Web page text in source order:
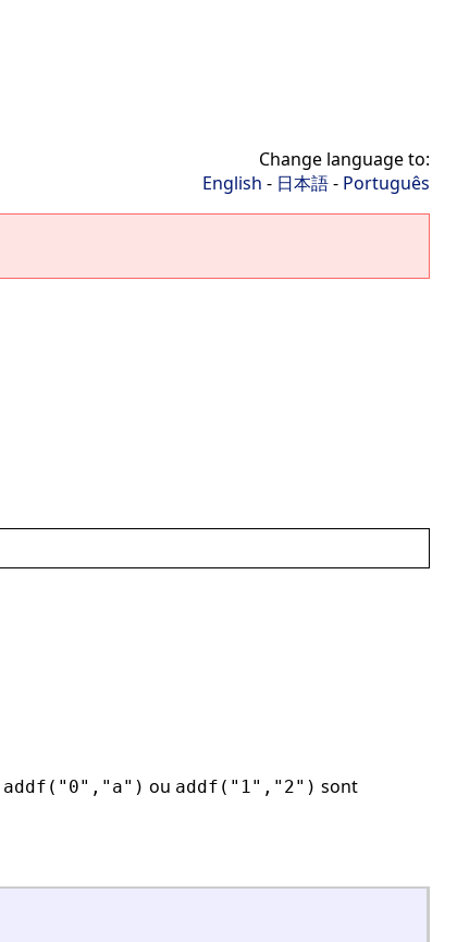
Change language to:
English - 日本語- Português
addf("0","a") ou addf("1","2") sont